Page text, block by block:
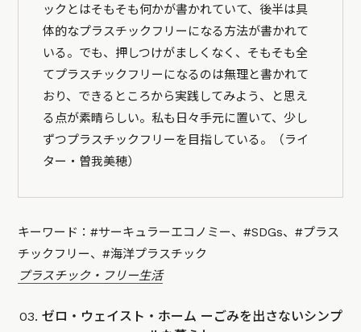
ックとはそもそも何かが書かれていて、後半は具
体的なプラスチックフリーになる方法が書かれて
いる。でも、押しつけがましくなく、そもそも全
てプラスチックフリーになるのは無理と書かれて
おり、できるところから実践してみよう、と思え
る点が素晴らしい。私も日々手元に置いて、少し
ずつプラスチックフリーを目指している。（ライ
ター・曽我美穂）
キーワード：#サーキュラーエコノミー、#SDGs、#プラス
チックフリー、#海洋プラスチック
プラスチック・フリー生活
03. ゼロ・ウェイスト・ホーム ーごみを出さないシンプ